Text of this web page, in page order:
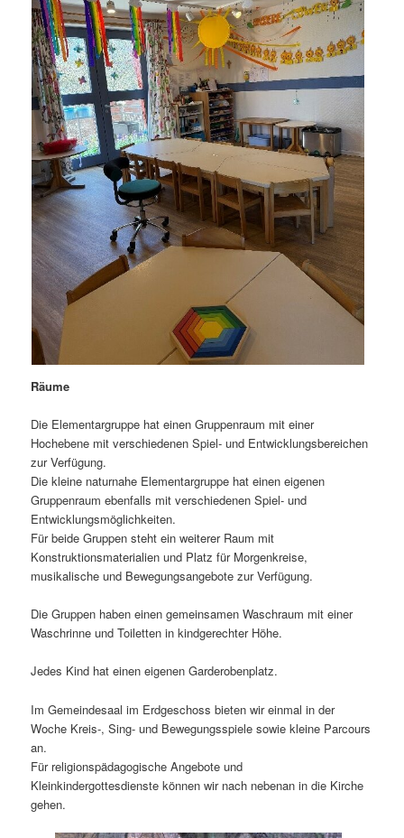
Räume
Die Elementargruppe hat einen Gruppenraum mit einer
Hochebene mit verschiedenen Spiel- und Entwicklungsbereichen
zur Verfügung.
Die kleine naturnahe Elementargruppe hat einen eigenen
Gruppenraum ebenfalls mit verschiedenen Spiel- und
Entwicklungsmöglichkeiten.
Für beide Gruppen steht ein weiterer Raum mit
Konstruktionsmaterialien und Platz für Morgenkreise,
musikalische und Bewegungsangebote zur Verfügung.
Die Gruppen haben einen gemeinsamen Waschraum mit einer
Waschrinne und Toiletten in kindgerechter Höhe.
Jedes Kind hat einen eigenen Garderobenplatz.
Im Gemeindesaal im Erdgeschoss bieten wir einmal in der
Woche Kreis-, Sing- und Bewegungsspiele sowie kleine Parcours
an.
Für religionspädagogische Angebote und
Kleinkindergottesdienste können wir nach nebenan in die Kirche
gehen.